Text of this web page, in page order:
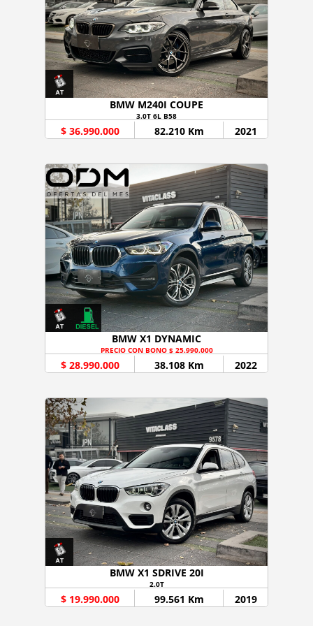
BMW M240I COUPE
3.0T 6L B58
$ 36.990.000 82.210 Km 2021
BMW X1 DYNAMIC
PRECIO CON BONO $ 25.990.000
$ 28.990.000 38.108 Km 2022
BMW X1 SDRIVE 20I
2.0T
$ 19.990.000 99.561 Km 2019